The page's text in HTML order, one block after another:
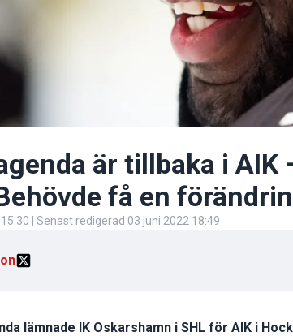
är tillbaka i AIK
få en
| Senast redigerad 03 juni 2022 18:49
lämnade IK Oskarshamn i SHL för AIK i